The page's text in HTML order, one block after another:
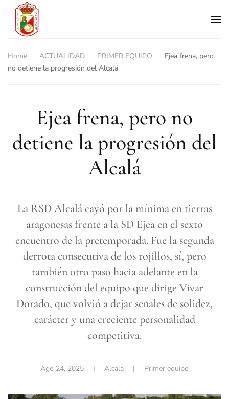
Skip to main content
Home ACTUALIDAD PRIMER EQUIPO
Ejea frena, pero
no detiene la progresión del Alcalá
Ejea frena, pero no
detiene la progresión del
Alcalá
La RSD Alcalá cayó por la mínima en tierras
aragonesas frente a la SD Ejea en el sexto
encuentro de la pretemporada. Fue la segunda
derrota consecutiva de los rojillos, sí, pero
también otro paso hacia adelante en la
construcción del equipo que dirige Vivar
Dorado, que volvió a dejar señales de solidez,
carácter y una creciente personalidad
competitiva.
Ago 24, 2025 | Alcala | Primer equipo